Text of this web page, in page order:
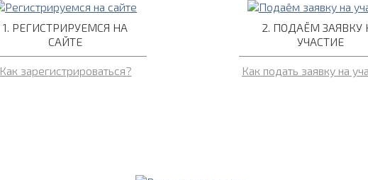
1. РЕГИСТРИРУЕМСЯ НА
САЙТЕ
Как зарегистрироваться?
2. ПОДАЁМ ЗАЯВКУ
УЧАСТИЕ
Как подать заявку на